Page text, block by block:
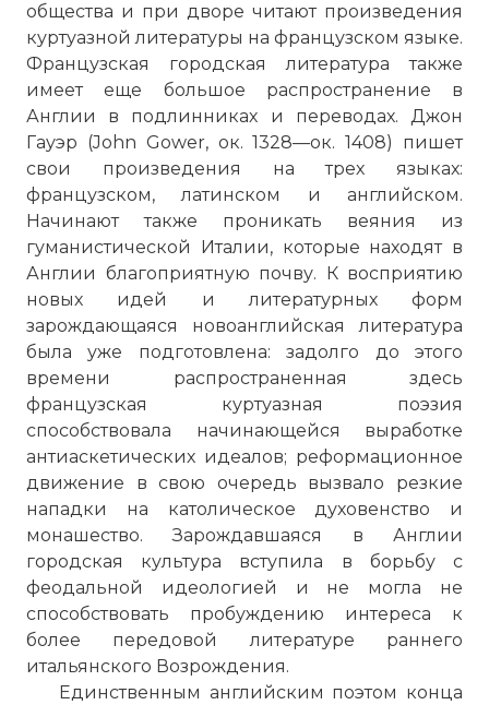
общества и при дворе читают произведения
куртуазной литературы на француз­ском языке.
Французская городская литература также
имеет еще большое распространение в
Англии в подлинниках и переводах. Джон
Гауэр (John Gower, ок. 1328—ок. 1408) пишет
свои произведения на трех языках:
французском, латинском и английском.
Начинают также проникать веяния из
гуманистической Италии, которые находят в
Англии благоприятную почву. К восприятию
новых идей и литературных форм
зарождающаяся новоанглийская литература
была уже подго­товлена: задолго до этого
времени распространенная здесь
французская куртуаз­ная поэзия
способствовала начинающейся выработке
антиаскетических идеалов; реформационное
движение в свою очередь вызвало резкие
нападки на католиче­ское духовенство и
монашество. Зарождавшаяся в Англии
городская культура вступила в борьбу с
феодальной идеологией и не могла не
способствовать пробуждению интереса к
более передовой литературе раннего
итальянского Возрождения.
Единственным английским поэтом конца